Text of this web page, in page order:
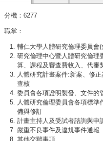
分機：6277
職掌：
輔仁大學人體研究倫理委員會
研究倫理中心暨人體研究倫理
算、課程及審查費收入、代審
人體研究計畫案件:新案、修
查核
委員會各項證明製發、文件的
人體研究倫理委員會各項標
備與修訂
計畫主持人及受試者諮詢與申
嚴重不良事件及違規事件通報
其他交辦事項